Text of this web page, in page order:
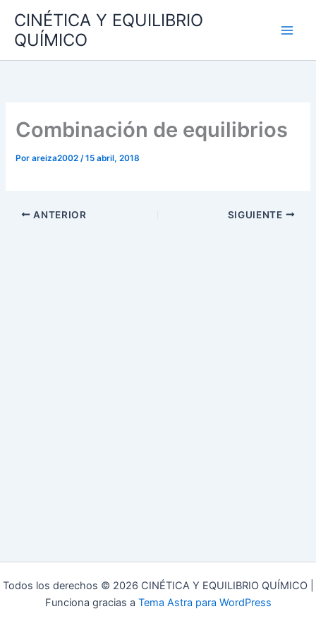
contenido
CINÉTICA Y EQUILIBRIO
QUÍMICO
Combinación de equilibrios
Porareiza2002/15 abril, 2018
ANTERIOR SIGUIENTE
Todos los derechos © 2026 CINÉTICA Y EQUILIBRIO QUÍMICO |
Funciona gracias a Tema Astra para WordPress